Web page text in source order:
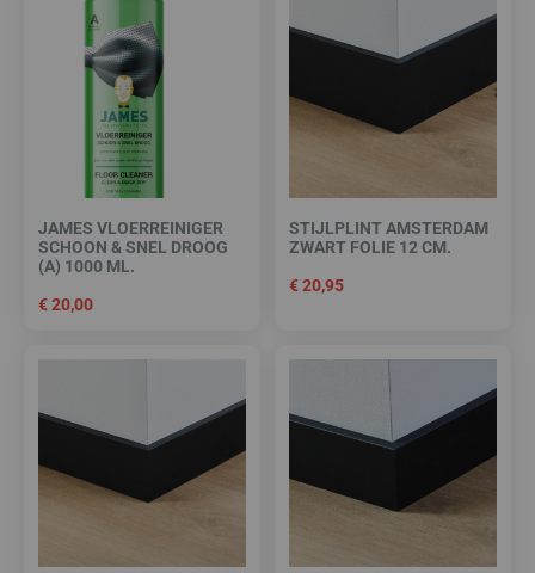
JAMES VLOERREINIGER
SCHOON & SNEL DROOG
(A) 1000 ML.
€20,00
STIJLPLINT AMSTERDAM
ZWART FOLIE 12 CM.
€20,95